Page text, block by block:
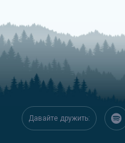
Давайте дружить: